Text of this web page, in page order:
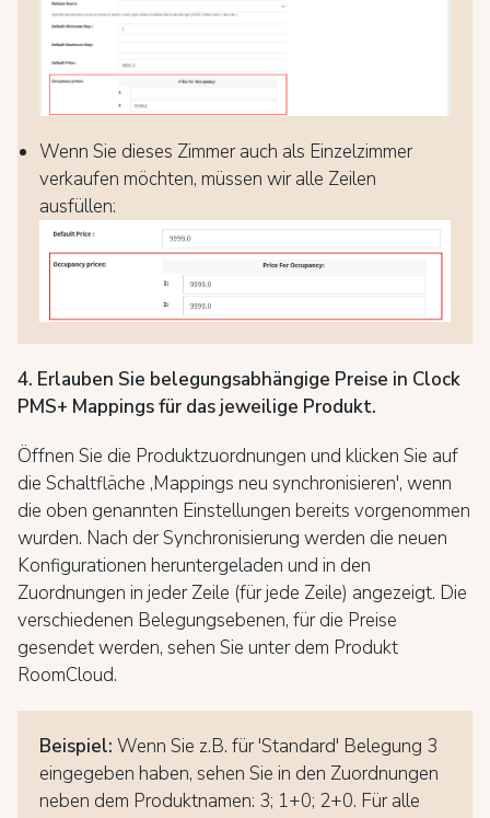
Wenn Sie dieses Zimmer auch als Einzelzimmer
verkaufen möchten, müssen wir alle Zeilen
ausfüllen:
4. Erlauben Sie belegungsabhängige Preise in Clock
PMS+ Mappings für das jeweilige Produkt.
Öffnen Sie die Produktzuordnungen und klicken Sie auf
die Schaltfläche ‚Mappings neu synchronisieren', wenn
die oben genannten Einstellungen bereits vorgenommen
wurden. Nach der Synchronisierung werden die neuen
Konfigurationen heruntergeladen und in den
Zuordnungen in jeder Zeile (für jede Zeile) angezeigt. Die
verschiedenen Belegungsebenen, für die Preise
gesendet werden, sehen Sie unter dem Produkt
RoomCloud.
Beispiel: Wenn Sie z.B. für 'Standard' Belegung 3
eingegeben haben, sehen Sie in den Zuordnungen
neben dem Produktnamen: 3; 1+0; 2+0. Für alle